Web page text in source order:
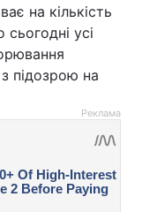
на кількість
сьогодні усі
підозрою на
Реклама